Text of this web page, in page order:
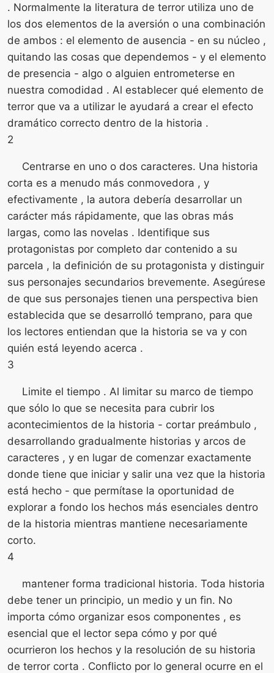
. Normalmente la literatura de terror utiliza uno de
los dos elementos de la aversión o una combinación
de ambos : el elemento de ausencia - en su núcleo ,
quitando las cosas que dependemos - y el elemento
de presencia - algo o alguien entrometerse en
nuestra comodidad . Al establecer qué elemento de
terror que va a utilizar le ayudará a crear el efecto
dramático correcto dentro de la historia .
2
Centrarse en uno o dos caracteres. Una historia
corta es a menudo más conmovedora , y
efectivamente , la autora debería desarrollar un
carácter más rápidamente, que las obras más
largas, como las novelas . Identifique sus
protagonistas por completo dar contenido a su
parcela , la definición de su protagonista y distinguir
sus personajes secundarios brevemente. Asegúrese
de que sus personajes tienen una perspectiva bien
establecida que se desarrolló temprano, para que
los lectores entiendan que la historia se va y con
quién está leyendo acerca .
3
Limite el tiempo . Al limitar su marco de tiempo
que sólo lo que se necesita para cubrir los
acontecimientos de la historia - cortar preámbulo ,
desarrollando gradualmente historias y arcos de
caracteres , y en lugar de comenzar exactamente
donde tiene que iniciar y salir una vez que la historia
está hecho - que permítase la oportunidad de
explorar a fondo los hechos más esenciales dentro
de la historia mientras mantiene necesariamente
corto.
4
mantener forma tradicional historia. Toda historia
debe tener un principio, un medio y un fin. No
importa cómo organizar esos componentes , es
esencial que el lector sepa cómo y por qué
ocurrieron los hechos y la resolución de su historia
de terror corta . Conflicto por lo general ocurre en el